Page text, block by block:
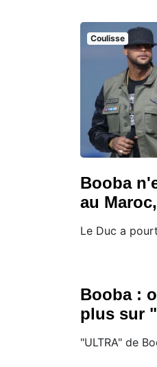
Coulisse
Booba
au
Le Duc a
Booba :
plus sur
"ULTRA" de